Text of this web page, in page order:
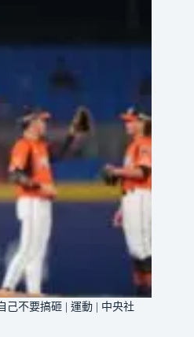
不要搞砸 | 運動 | 中央社